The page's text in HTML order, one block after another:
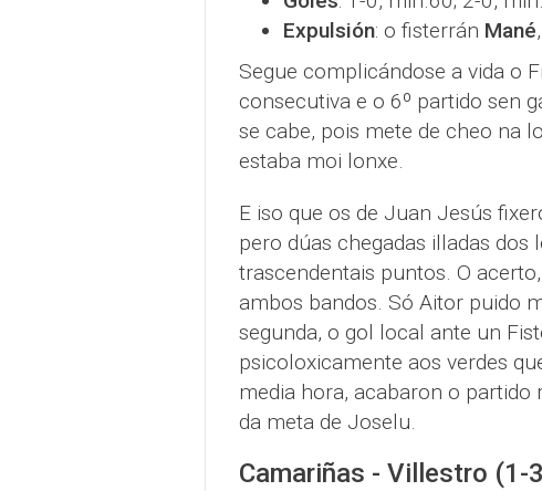
Expulsión: o fisterrán Mané
Segue complicándose a vida o
consecutiva e o 6º partido sen
se cabe, pois mete de cheo na
estaba moi lonxe.
E iso que os de Juan Jesús
pero dúas chegadas illadas
trascendentais puntos. O
ambos bandos. Só Aitor puido
segunda, o gol local ante un
psicoloxicamente aos verdes
media hora, acabaron o
da meta de Joselu.
Camariñas - Villestro (1-